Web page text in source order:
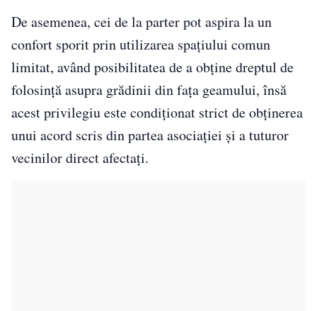
De asemenea, cei de la parter pot aspira la un
confort sporit prin utilizarea spațiului comun
limitat, având posibilitatea de a obține dreptul de
folosință asupra grădinii din fața geamului, însă
acest privilegiu este condiționat strict de obținerea
unui acord scris din partea asociației și a tuturor
vecinilor direct afectați.